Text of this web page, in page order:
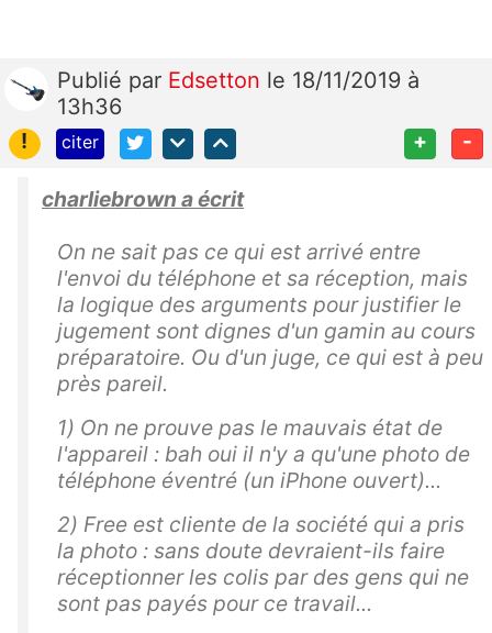
Publié par Edsetton le 18/11/2019 à
13h36
!
citer + -
charliebrown a écrit
On ne sait pas ce qui est arrivé entre
l'envoi du téléphone et sa réception, mais
la logique des arguments pour justifier le
jugement sont dignes d'un gamin au cours
préparatoire. Ou d'un juge, ce qui est à peu
près pareil.
1) On ne prouve pas le mauvais état de
l'appareil : bah oui il n'y a qu'une photo de
téléphone éventré (un iPhone ouvert)...
2) Free est cliente de la société qui a pris
la photo : sans doute devraient-ils faire
réceptionner les colis par des gens qui ne
sont pas payés pour ce travail...